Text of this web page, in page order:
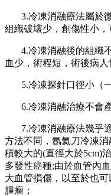
3.冷凍消融療法屬於微
組織破壞少，創傷性小，
4.冷凍消融後的組織不
血少，術程短，術後病人
5.冷凍探針口徑小（一
6.冷凍消融治療不會產
7.冷凍消融療法幾乎適
方法不同，氬氦刀冷凍
積較大的(直徑大於5cm)
多發性癌種;由於血管內
大血管損傷，以至於也
腫瘤；